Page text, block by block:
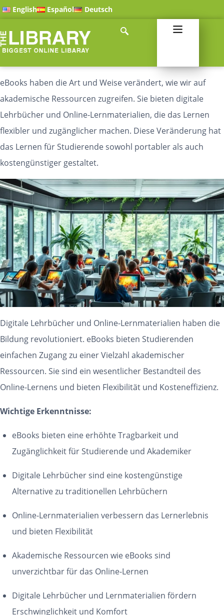
English Español Deutsch
eBooks haben die Art und Weise verändert, wie wir auf
akademische Ressourcen zugreifen. Sie bieten digitale
Lehrbücher und Online-Lernmaterialien, die das Lernen
flexibler und zugänglicher machen. Diese Veränderung hat
das Lernen für Studierende sowohl portabler als auch
kostengünstiger gestaltet.
Digitale Lehrbücher und Online-Lernmaterialien haben die
Bildung revolutioniert. eBooks bieten Studierenden
einfachen Zugang zu einer Vielzahl akademischer
Ressourcen. Sie sind ein wesentlicher Bestandteil des
Online-Lernens und bieten Flexibilität und Kosteneffizienz.
Wichtige Erkenntnisse:
eBooks bieten eine erhöhte Tragbarkeit und
Zugänglichkeit für Studierende und Akademiker
Digitale Lehrbücher sind eine kostengünstige
Alternative zu traditionellen Lehrbüchern
Online-Lernmaterialien verbessern das Lernerlebnis
und bieten Flexibilität
Akademische Ressourcen wie eBooks sind
unverzichtbar für das Online-Lernen
Digitale Lehrbücher und Lernmaterialien fördern
Erschwinglichkeit und Komfort